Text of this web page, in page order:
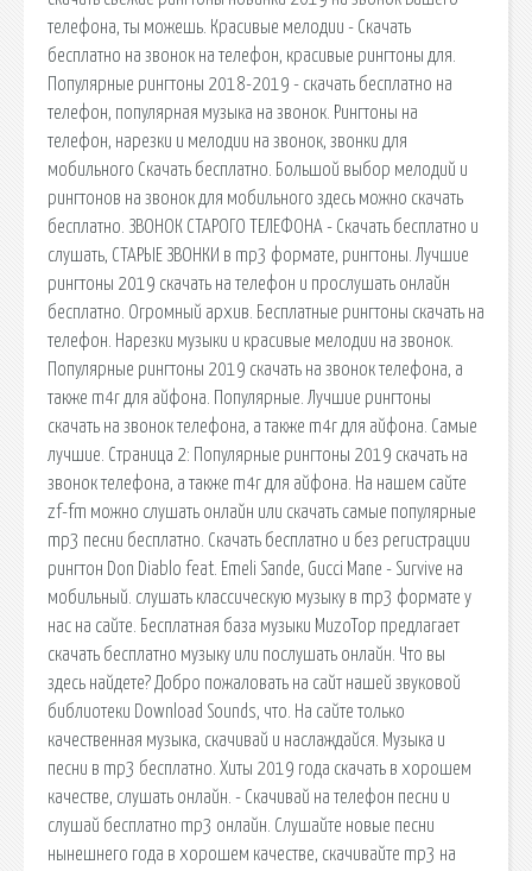
телефона, ты можешь. Красивые мелодии - Скачать
бесплатно на звонок на телефон, красивые рингтоны для.
Популярные рингтоны 2018-2019 - скачать бесплатно на
телефон, популярная музыка на звонок. Рингтоны на
телефон, нарезки и мелодии на звонок, звонки для
мобильного Скачать бесплатно. Большой выбор мелодий и
рингтонов на звонок для мобильного здесь можно скачать
бесплатно. ЗВОНОК СТАРОГО ТЕЛЕФОНА - Скачать бесплатно и
слушать, СТАРЫЕ ЗВОНКИ в mp3 формате, рингтоны. Лучшие
рингтоны 2019 скачать на телефон и прослушать онлайн
бесплатно. Огромный архив. Бесплатные рингтоны скачать на
телефон. Нарезки музыки и красивые мелодии на звонок.
Популярные рингтоны 2019 скачать на звонок телефона, а
также m4r для айфона. Популярные. Лучшие рингтоны
скачать на звонок телефона, а также m4r для айфона. Самые
лучшие. Страница 2: Популярные рингтоны 2019 скачать на
звонок телефона, а также m4r для айфона. На нашем сайте
zf-fm можно слушать онлайн или скачать самые популярные
mp3 песни бесплатно. Скачать бесплатно и без регистрации
рингтон Don Diablo feat. Emeli Sande, Gucci Mane - Survive на
мобильный. слушать классическую музыку в mp3 формате у
нас на сайте. Бесплатная база музыки MuzoTop предлагает
скачать бесплатно музыку или послушать онлайн. Что вы
здесь найдете? Добро пожаловать на сайт нашей звуковой
библиотеки Download Sounds, что. На сайте только
качественная музыка, скачивай и наслаждайся. Музыка и
песни в mp3 бесплатно. Хиты 2019 года скачать в хорошем
качестве, слушать онлайн. - Скачивай на телефон песни и
слушай бесплатно mp3 онлайн. Слушайте новые песни
нынешнего года в хорошем качестве, скачивайте mp3 на